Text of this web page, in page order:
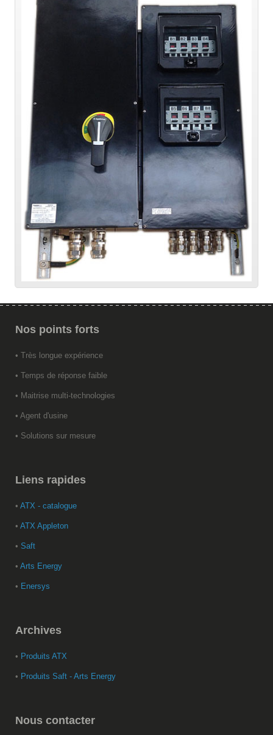
Nos points forts
• Très longue expérience
• Temps de réponse faible
• Maitrise multi-technologies
• Agent d'usine
• Solutions sur mesure
Liens rapides
• ATX - catalogue
• ATX Appleton
• Saft
• Arts Energy
• Enersys
Archives
• Produits ATX
• Produits Saft - Arts Energy
Nous contacter